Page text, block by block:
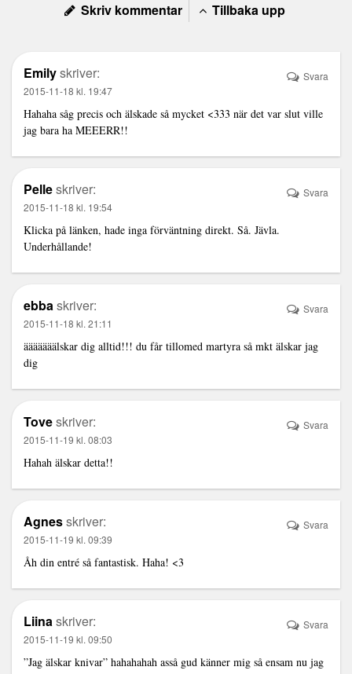
Skriv kommentar Tillbaka upp
Emilyskriver:
2015-11-18 kl. 19:47
Hahaha såg precis och älskade så mycket <333 när det var slut ville
jag bara ha MEEERR!!
Svara
Pelleskriver:
2015-11-18 kl. 19:54
Klicka på länken, hade inga förväntning direkt. Så. Jävla.
Underhållande!
Svara
ebbaskriver:
2015-11-18 kl. 21:11
ääääääälskar dig alltid!!! du får tillomed martyra så mkt älskar jag
dig
Svara
Toveskriver:
2015-11-19 kl. 08:03
Hahah älskar detta!!
Svara
Agnesskriver:
2015-11-19 kl. 09:39
Åh din entré så fantastisk. Haha! <3
Svara
Liinaskriver:
2015-11-19 kl. 09:50
”Jag älskar knivar” hahahahah asså gud känner mig så ensam nu jag
Svara